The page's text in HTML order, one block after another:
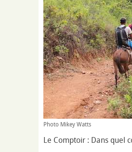
Photo Mikey Watts
Le Comptoir : Dans quel